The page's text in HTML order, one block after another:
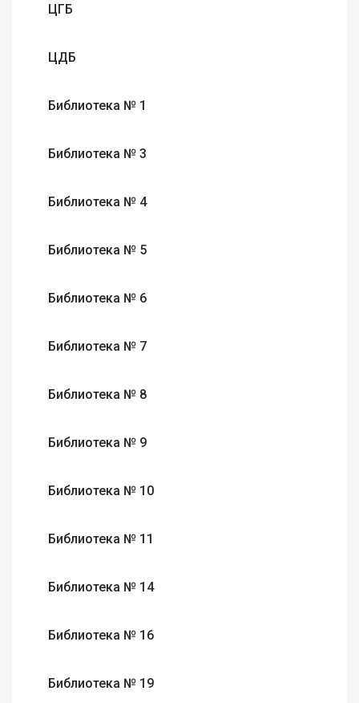
ЦГБ
ЦДБ
Библиотека № 1
Библиотека № 3
Библиотека № 4
Библиотека № 5
Библиотека № 6
Библиотека № 7
Библиотека № 8
Библиотека № 9
Библиотека № 10
Библиотека № 11
Библиотека № 14
Библиотека № 16
Библиотека № 19